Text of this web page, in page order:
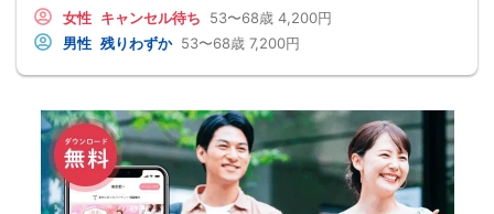
女性 キャンセル待ち 53〜68歳 4,200円
男性 残りわずか 53〜68歳 7,200円